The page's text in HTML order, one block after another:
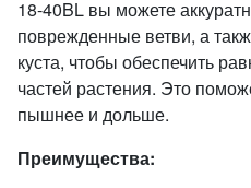
18-40BL вы можете
поврежденные ветви, а
куста, чтобы обеспечить
частей растения. Это
пышнее и дольше.
Преимущества: